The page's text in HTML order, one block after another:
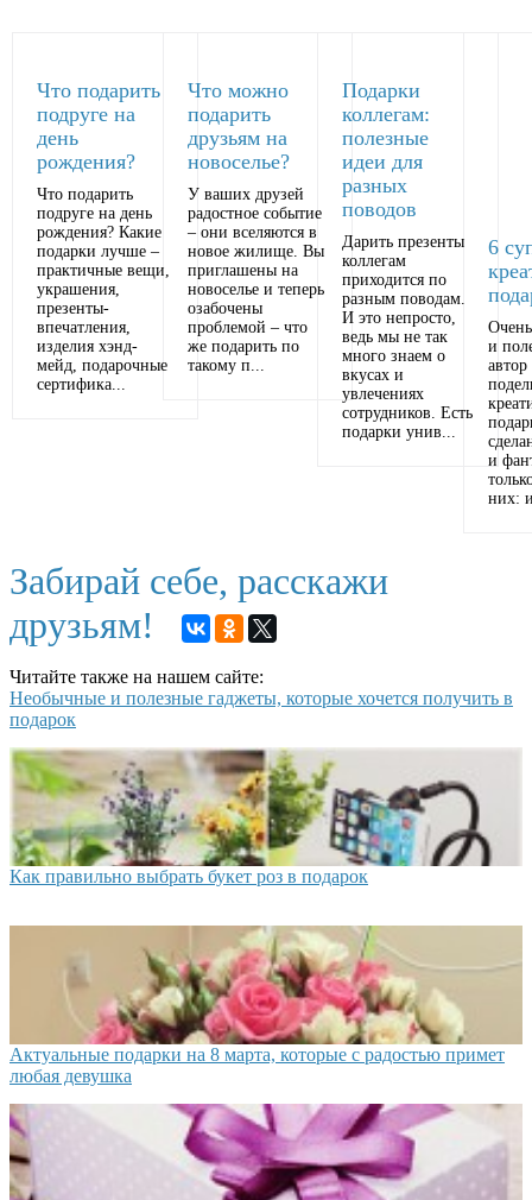
Что подарить
подруге на
день
рождения?
Что подарить
подруге на день
рождения? Какие
подарки лучше –
практичные вещи,
украшения,
презенты-
впечатления,
изделия хэнд-
мейд, подарочные
сертифика...
Что можно
подарить
друзьям на
новоселье?
У ваших друзей
радостное событие
– они вселяются в
новое жилище. Вы
приглашены на
новоселье и теперь
озабочены
проблемой – что
же подарить по
такому п...
Подарки
коллегам:
полезные
идеи для
разных
поводов
Дарить презенты
коллегам
приходится по
разным поводам.
И это непросто,
ведь мы не так
много знаем о
вкусах и
увлечениях
сотрудников. Есть
подарки унив...
6
и
автор
и
них:
Забирай себе, расскажи
друзьям!
Читайте также на нашем сайте:
Необычные и полезные гаджеты, которые хочется получить в
подарок
Как правильно выбрать букет роз в подарок
Актуальные подарки на 8 марта, которые с радостью примет
любая девушка